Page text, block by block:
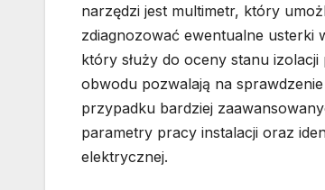
narzędzi jest multimetr, który
zdiagnozować ewentualne usterki
który służy do oceny stanu
obwodu pozwalają na
przypadku bardziej
parametry pracy instalacji oraz
elektrycznej.